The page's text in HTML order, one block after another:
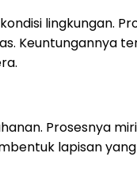
lingkungan.
Keuntungannya
Prosesnya
lapisan